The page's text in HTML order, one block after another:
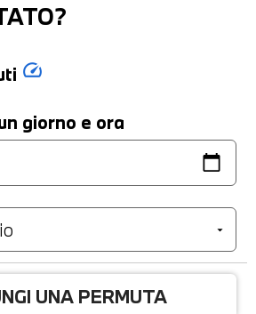
speed
giorno e ora
UNA PERMUTA